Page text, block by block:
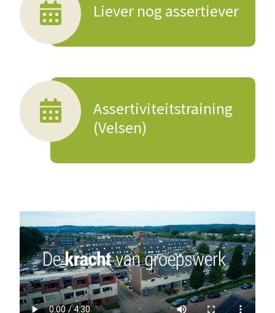
Liever nog assertiever
Assertiviteitstraining
(Velsen)